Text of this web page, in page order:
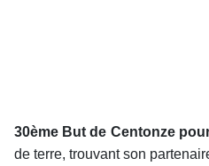
30ème But de Centonze
de terre, trouvant son